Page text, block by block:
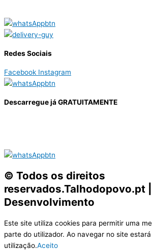
Redes Sociais
Facebook Instagram
Descarregue já GRATUITAMENTE
© Todos os direitos
reservados.Talhodopovo.pt |
Desenvolvimento
Este site utiliza cookies para permitir uma
parte do utilizador. Ao navegar no site
utilização.Aceito